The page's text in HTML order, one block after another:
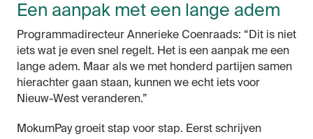
Een aanpak met een lange adem
Programmadirecteur Annerieke Coenraads: “Dit is niet
iets wat je even snel regelt. Het is een aanpak me een
lange adem. Maar als we met honderd partijen samen
hierachter gaan staan, kunnen we echt iets voor
Nieuw-West veranderen.”
MokumPay groeit stap voor stap. Eerst schrijven